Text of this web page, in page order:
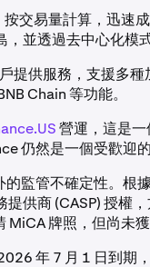
交易量計算，迅速
並透過去中心化模
提供服務，支援多
Chain 等功能。
營運，這是一
仍然是一個受歡迎
監管不確定性。根
供商 (CASP) 授權
牌照，但尚未獲
年 7 月 1 日到期